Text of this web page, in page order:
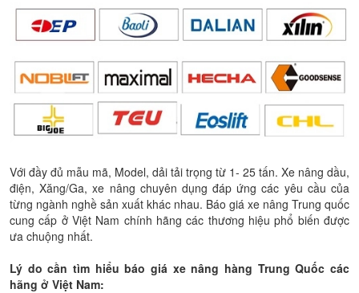
Với đầy đủ mẫu mã, Model, dải tải trọng từ 1- 25 tấn. Xe nâng dầu,
điện, Xăng/Ga, xe nâng chuyên dụng đáp ứng các yêu cầu của
từng ngành nghề sản xuất khác nhau. Báo giá xe nâng Trung quốc
cung cấp ở Việt Nam chính hãng các thương hiệu phổ biến được
ưa chuộng nhất.
Lý do cần tìm hiểu báo giá xe nâng hàng Trung Quốc các
hãng ở Việt Nam: